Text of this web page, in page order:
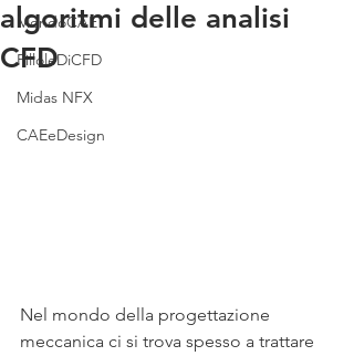
MondoCAE
PilloleDiCFD
Midas NFX
CAEeDesign
algoritmi delle analisi
CFD
Nel mondo della progettazione
meccanica ci si trova spesso a trattare